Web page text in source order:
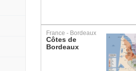
France - Bordeaux
Côtes de
Bordeaux